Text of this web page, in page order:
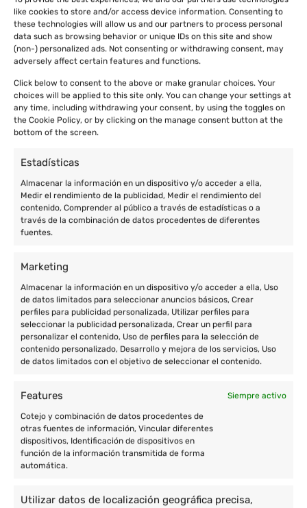
like cookies to store and/or access device information. Consenting to
these technologies will allow us and our partners to process personal
data such as browsing behavior or unique IDs on this site and show
(non-) personalized ads. Not consenting or withdrawing consent, may
adversely affect certain features and functions.
Click below to consent to the above or make granular choices. Your
choices will be applied to this site only. You can change your settings at
any time, including withdrawing your consent, by using the toggles on
the Cookie Policy, or by clicking on the manage consent button at the
bottom of the screen.
Estadísticas
Almacenar la información en un dispositivo y/o acceder a ella,
Medir el rendimiento de la publicidad, Medir el rendimiento del
contenido, Comprender al público a través de estadísticas o a
través de la combinación de datos procedentes de diferentes
fuentes.
Marketing
Almacenar la información en un dispositivo y/o acceder a ella, Uso
de datos limitados para seleccionar anuncios básicos, Crear
perfiles para publicidad personalizada, Utilizar perfiles para
seleccionar la publicidad personalizada, Crear un perfil para
personalizar el contenido, Uso de perfiles para la selección de
contenido personalizado, Desarrollo y mejora de los servicios, Uso
de datos limitados con el objetivo de seleccionar el contenido.
Features Siempre activo
Cotejo y combinación de datos procedentes de
otras fuentes de información, Vincular diferentes
dispositivos, Identificación de dispositivos en
función de la información transmitida de forma
automática.
Utilizar datos de localización geográfica precisa,